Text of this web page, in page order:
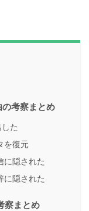
の考察まとめ
た
を復元
に隠された
に隠された
察まとめ